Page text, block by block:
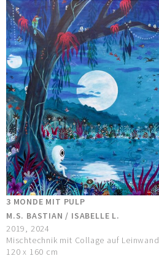
3 MONDE MIT PULP
M.S. BASTIAN / ISABELLE L.
2019, 2024
Mischtechnik mit Collage auf Leinwand
120 x 160 cm